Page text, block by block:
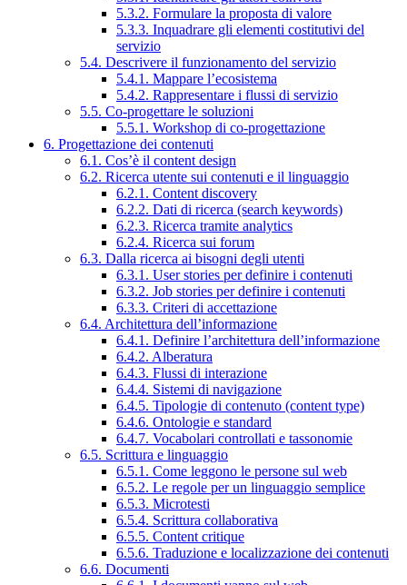
5.3.2. Formulare la proposta di valore
5.3.3. Inquadrare gli elementi costitutivi del
servizio
5.4. Descrivere il funzionamento del servizio
5.4.1. Mappare l’ecosistema
5.4.2. Rappresentare i flussi di servizio
5.5. Co-progettare le soluzioni
5.5.1. Workshop di co-progettazione
6. Progettazione dei contenuti
6.1. Cos’è il content design
6.2. Ricerca utente sui contenuti e il linguaggio
6.2.1. Content discovery
6.2.2. Dati di ricerca (search keywords)
6.2.3. Ricerca tramite analytics
6.2.4. Ricerca sui forum
6.3. Dalla ricerca ai bisogni degli utenti
6.3.1. User stories per definire i contenuti
6.3.2. Job stories per definire i contenuti
6.3.3. Criteri di accettazione
6.4. Architettura dell’informazione
6.4.1. Definire l’architettura dell’informazione
6.4.2. Alberatura
6.4.3. Flussi di interazione
6.4.4. Sistemi di navigazione
6.4.5. Tipologie di contenuto (content type)
6.4.6. Ontologie e standard
6.4.7. Vocabolari controllati e tassonomie
6.5. Scrittura e linguaggio
6.5.1. Come leggono le persone sul web
6.5.2. Le regole per un linguaggio semplice
6.5.3. Microtesti
6.5.4. Scrittura collaborativa
6.5.5. Content critique
6.5.6. Traduzione e localizzazione dei contenuti
6.6. Documenti